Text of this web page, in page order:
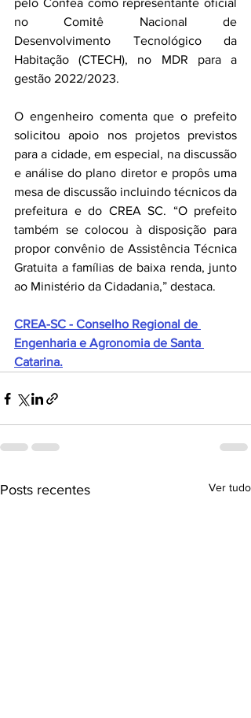
pelo Confea como representante oficial
no Comitê Nacional de
Desenvolvimento Tecnológico da
Habitação (CTECH), no MDR para a
gestão 2022/2023.
O engenheiro comenta que o prefeito
solicitou apoio nos projetos previstos
para a cidade, em especial, na discussão
e análise do plano diretor e propôs uma
mesa de discussão incluindo técnicos da
prefeitura e do CREA SC. “O prefeito
também se colocou à disposição para
propor convênio de Assistência Técnica
Gratuita a famílias de baixa renda, junto
ao Ministério da Cidadania,” destaca.
CREA-SC - Conselho Regional de
Engenharia e Agronomia de Santa
Catarina.
Posts recentes Ver tudo